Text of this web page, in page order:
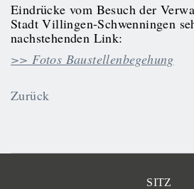
Eindrücke vom Besuch der
Stadt Villingen-Schwenningen
nachstehenden Link:
>> Fotos Baustellenbegehung
Zurück
SITZ